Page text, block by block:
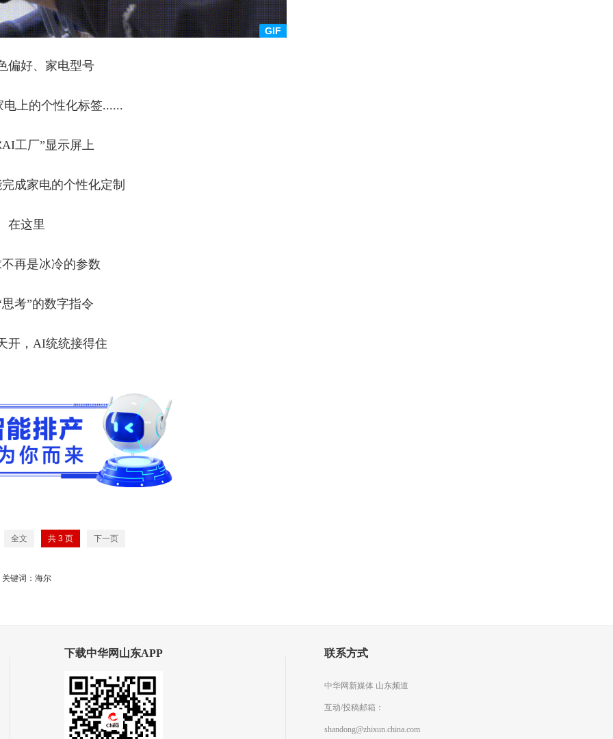
偏好、家电型号
上的个性化标签......
工厂”显示屏上
成家电的个性化定制
在这里
再是冰冷的参数
考”的数字指令
开，AI统统接得住
全文 共 3 页 下一页
关键词：海尔
下载中华网山东APP 联系方式
中华网新媒体 山东频道
互动/投稿邮箱：
shandong@zhixun.china.com